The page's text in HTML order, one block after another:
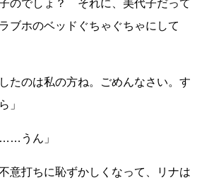
子のでしょ？ それに、美代子だって
ブホのベッドぐちゃぐちゃにして
たのは私の方ね。ごめんなさい。す
」
…… うん」
意打ちに恥ずかしくなって、リナは